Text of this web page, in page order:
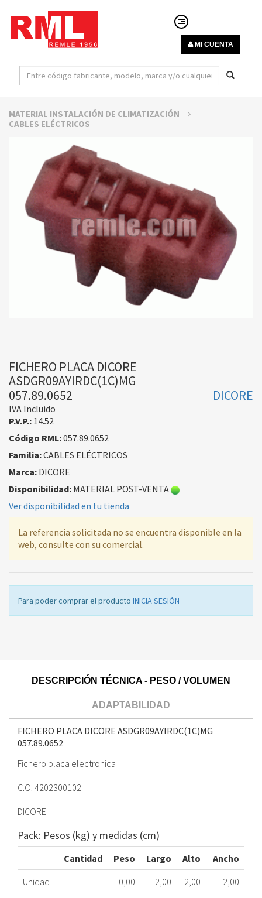
MI CUENTA
MATERIAL INSTALACIÓN DE CLIMATIZACIÓN
CABLES ELÉCTRICOS
FICHERO PLACA DICORE
ASDGR09AYIRDC(1C)MG
057.89.0652
DICORE
IVA Incluido
P.V.P.: 14.52
Código RML:057.89.0652
Familia:CABLES ELÉCTRICOS
Marca: DICORE
Disponibilidad: MATERIAL POST-VENTA
Ver disponibilidad en tu tienda
La referencia solicitada no se encuentra disponible en la
web, consulte con su comercial.
Para poder comprar el producto INICIA SESIÓN
DESCRIPCIÓN TÉCNICA - PESO / VOLUMEN
ADAPTABILIDAD
FICHERO PLACA DICORE ASDGR09AYIRDC(1C)MG
057.89.0652
Fichero placa electronica
C.O. 4202300102
DICORE
Pack: Pesos (kg) y medidas (cm)
Cantidad Peso Largo Alto
Ancho
Unidad
0,00 2,00 2,00
2,00